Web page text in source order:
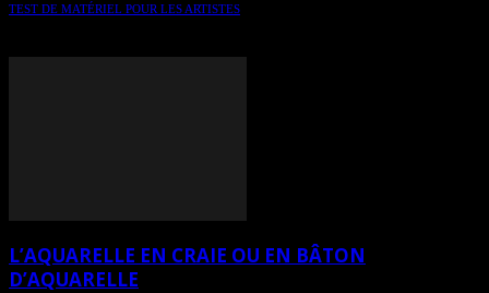
TEST DE MATÉRIEL POUR LES ARTISTES
L’AQUARELLE EN CRAIE OU EN BÂTON
D’AQUARELLE